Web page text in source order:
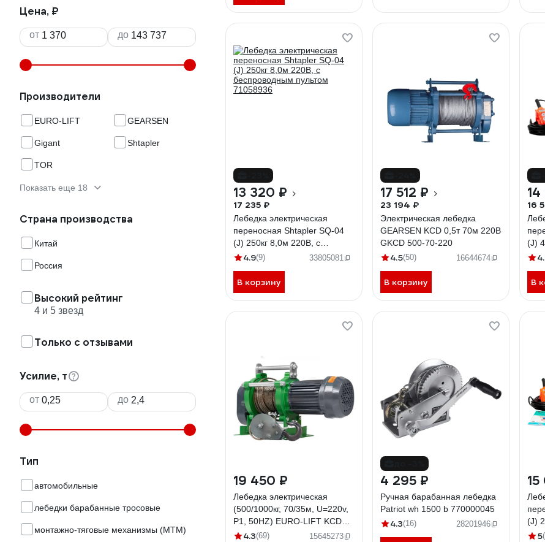
Цена, ₽
от до
Производители
EURO-LIFT GEARSEN
Gigant Shtapler
TOR
Показать еще 18
Страна производства
Китай
Россия
Высокий рейтинг
4 и 5 звезд
Только с отзывами
Усилие, т
от до
Тип
автомобильные
лебедки барабанные тросовые
монтажно-тяговые механизмы (МТМ)
13 320 ₽
17 235 ₽
Лебедка электрическая
переносная Shtapler SQ-04
(J) 250кг 8,0м 220В, с
беспроводным пультом
4.9(9) 33805081
В корзину
17 512 ₽
23 194 ₽
Электрическая лебедка
GEARSEN KCD 0,5т 70м 220В
GKCD 500-70-220
4.5(50) 16644674
В корзину
16
(J)
В
19 450 ₽
Лебедка электрическая
(500/1000кг, 70/35м, U=220v,
P1, 50HZ) EURO-LIFT KCD
00019836
4.3(69) 15645273
4 295 ₽
Ручная барабанная лебедка
Patriot wh 1500 b 770000045
4.3(16) 28201946
(J)
5